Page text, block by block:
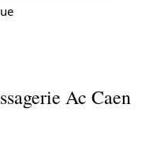
Ac Caen